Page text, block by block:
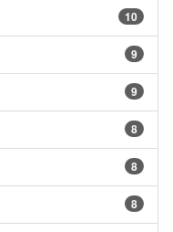
10
9
9
8
8
8